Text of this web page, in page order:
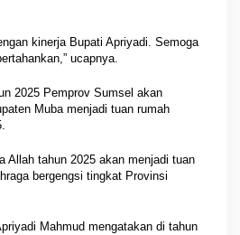
kinerja Bupati Apriyadi. Semoga
ucapnya.
2025 Pemprov Sumsel akan
Muba menjadi tuan rumah
Allah tahun 2025 akan menjadi tuan
bergengsi tingkat Provinsi
Mahmud mengatakan di tahun